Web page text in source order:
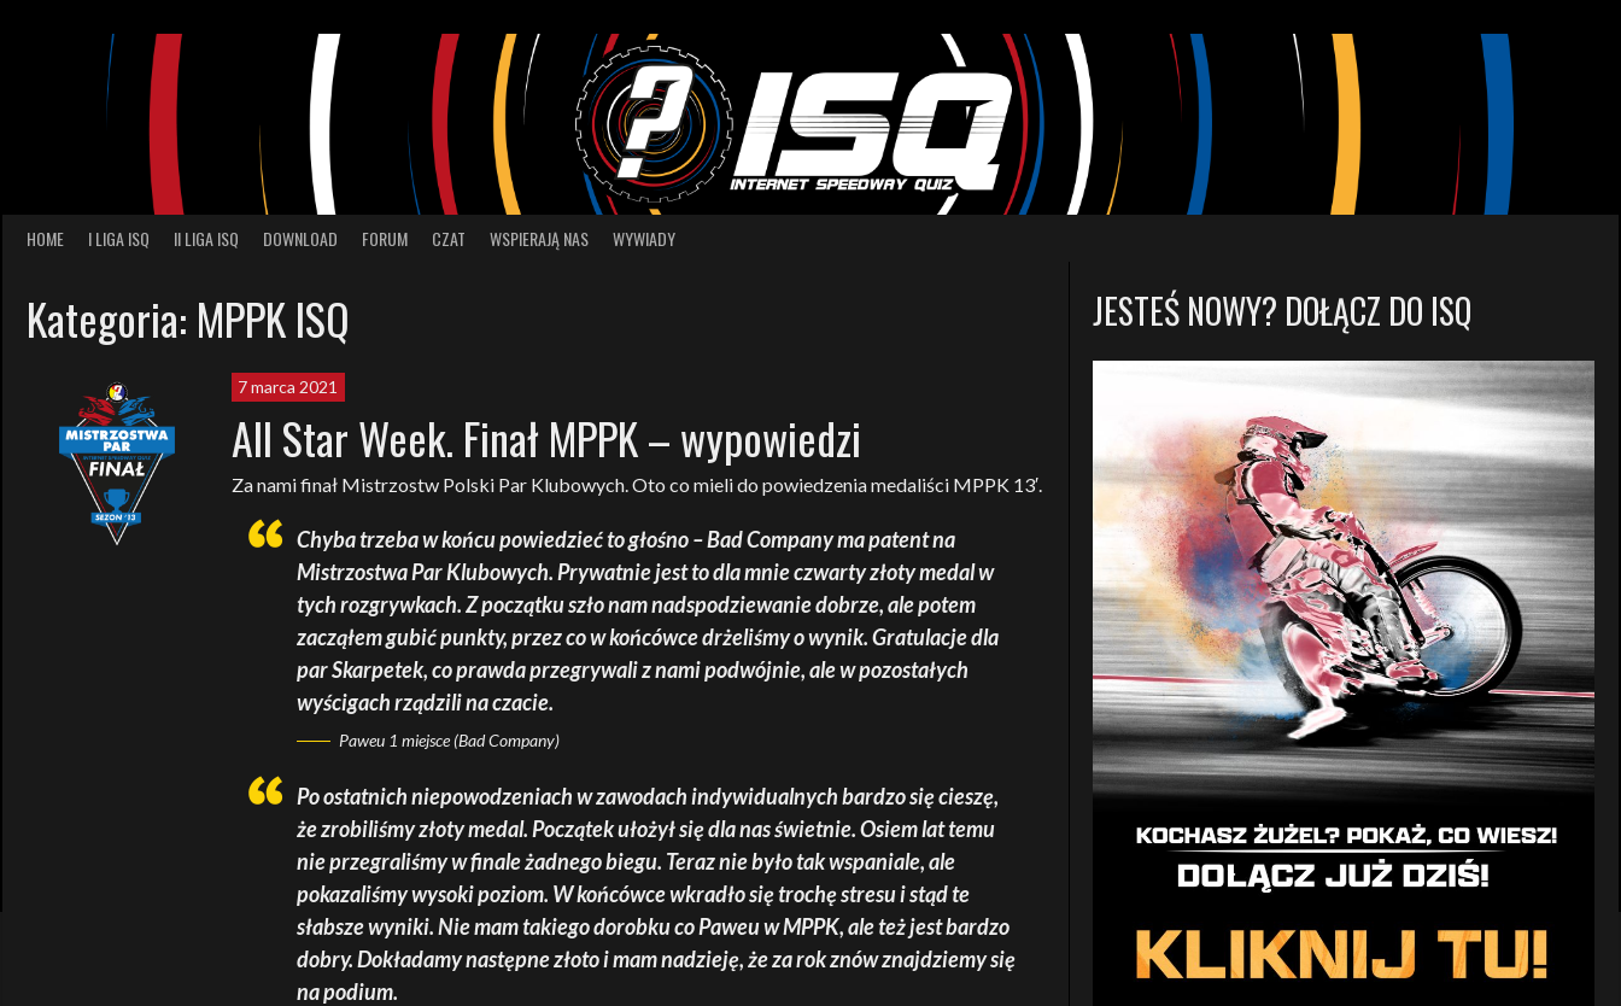
HOME I LIGA ISQ II LIGA ISQ DOWNLOAD FORUM CZAT WSPIERAJĄ NAS WYWIADY
Kategoria: MPPK ISQ
7 marca 2021
All Star Week. Finał MPPK – wypowiedzi
Za nami finał Mistrzostw Polski Par Klubowych. Oto co mieli do powiedzenia medaliści MPPK 13′.
Chyba trzeba w końcu powiedzieć to głośno – Bad Company ma patent na
Mistrzostwa Par Klubowych. Prywatnie jest to dla mnie czwarty złoty medal w
tych rozgrywkach. Z początku szło nam nadspodziewanie dobrze, ale potem
zacząłem gubić punkty, przez co w końcówce drżeliśmy o wynik. Gratulacje dla
par Skarpetek, co prawda przegrywali z nami podwójnie, ale w pozostałych
wyścigach rządzili na czacie.
Paweu 1 miejsce (Bad Company)
Po ostatnich niepowodzeniach w zawodach indywidualnych bardzo się cieszę,
że zrobiliśmy złoty medal. Początek ułożył się dla nas świetnie. Osiem lat temu
nie przegraliśmy w finale żadnego biegu. Teraz nie było tak wspaniale, ale
pokazaliśmy wysoki poziom. W końcówce wkradło się trochę stresu i stąd te
słabsze wyniki. Nie mam takiego dorobku co Paweu w MPPK, ale też jest bardzo
dobry. Dokładamy następne złoto i mam nadzieję, że za rok znów znajdziemy się
na podium.
JESTEŚ NOWY? DOŁĄCZ DO ISQ